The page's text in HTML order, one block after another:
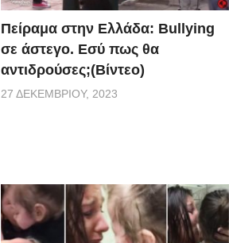
Πείραμα στην Ελλάδα: Bullying
σε άστεγο. Εσύ πως θα
αντιδρούσες;(Βίντεο)
27 ΔΕΚΕΜΒΡΊΟΥ, 2023